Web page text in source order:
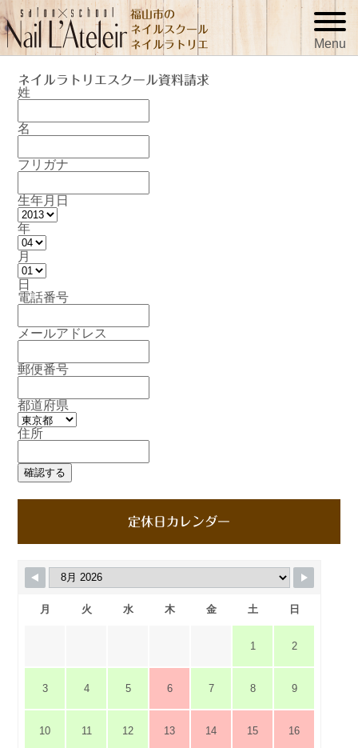
福山市の
ネイルスクール
ネイルラトリエ
Menu
ネイルラトリエスクール資料請求
姓
名
フリガナ
生年月日
年
月
日
電話番号
メールアドレス
郵便番号
都道府県
住所
定休日カレンダー
月 火 水 木 金 土 日
1 2
3 4 5 6 7 8 9
10 11 12 13 14 15 16